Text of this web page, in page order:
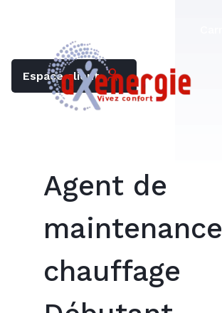
Espace client
Agent de
maintenance
chauffage